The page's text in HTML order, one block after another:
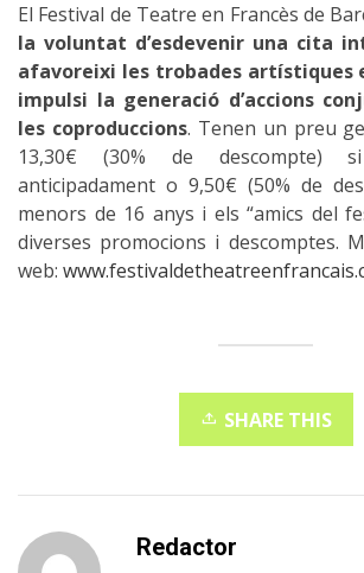
El Festival de Teatre en Francès de
la voluntat d’esdevenir una cita
afavoreixi les trobades artístiques
impulsi la generació d’accions
les coproduccions. Tenen un preu
13,30€ (30% de descompte)
anticipadament o 9,50€ (50% de
menors de 16 anys i els “amics del
diverses promocions i descomptes.
web:
SHARE THIS
Redactor